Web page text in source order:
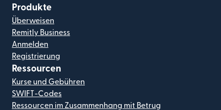
Produkte
Überweisen
Remitly Business
Anmelden
Registrierung
Ressourcen
Kurse und Gebühren
SWIFT-Codes
Ressourcen im Zusammenhang mit Betrug